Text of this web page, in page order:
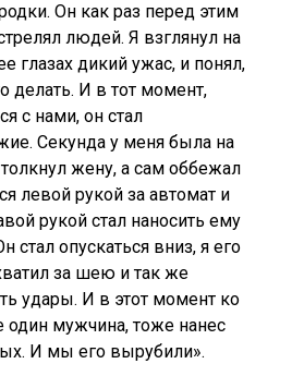
Он как раз перед этим
людей. Я взглянул на
глазах дикий ужас, и понял,
делать. И в тот момент,
с нами, он стал
Секунда у меня была на
жену, а сам оббежал
левой рукой за автомат и
рукой стал наносить ему
стал опускаться вниз, я его
за шею и так же
удары. И в этот момент ко
мужчина, тоже нанес
И мы его вырубили».